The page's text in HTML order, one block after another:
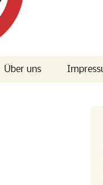
Über uns